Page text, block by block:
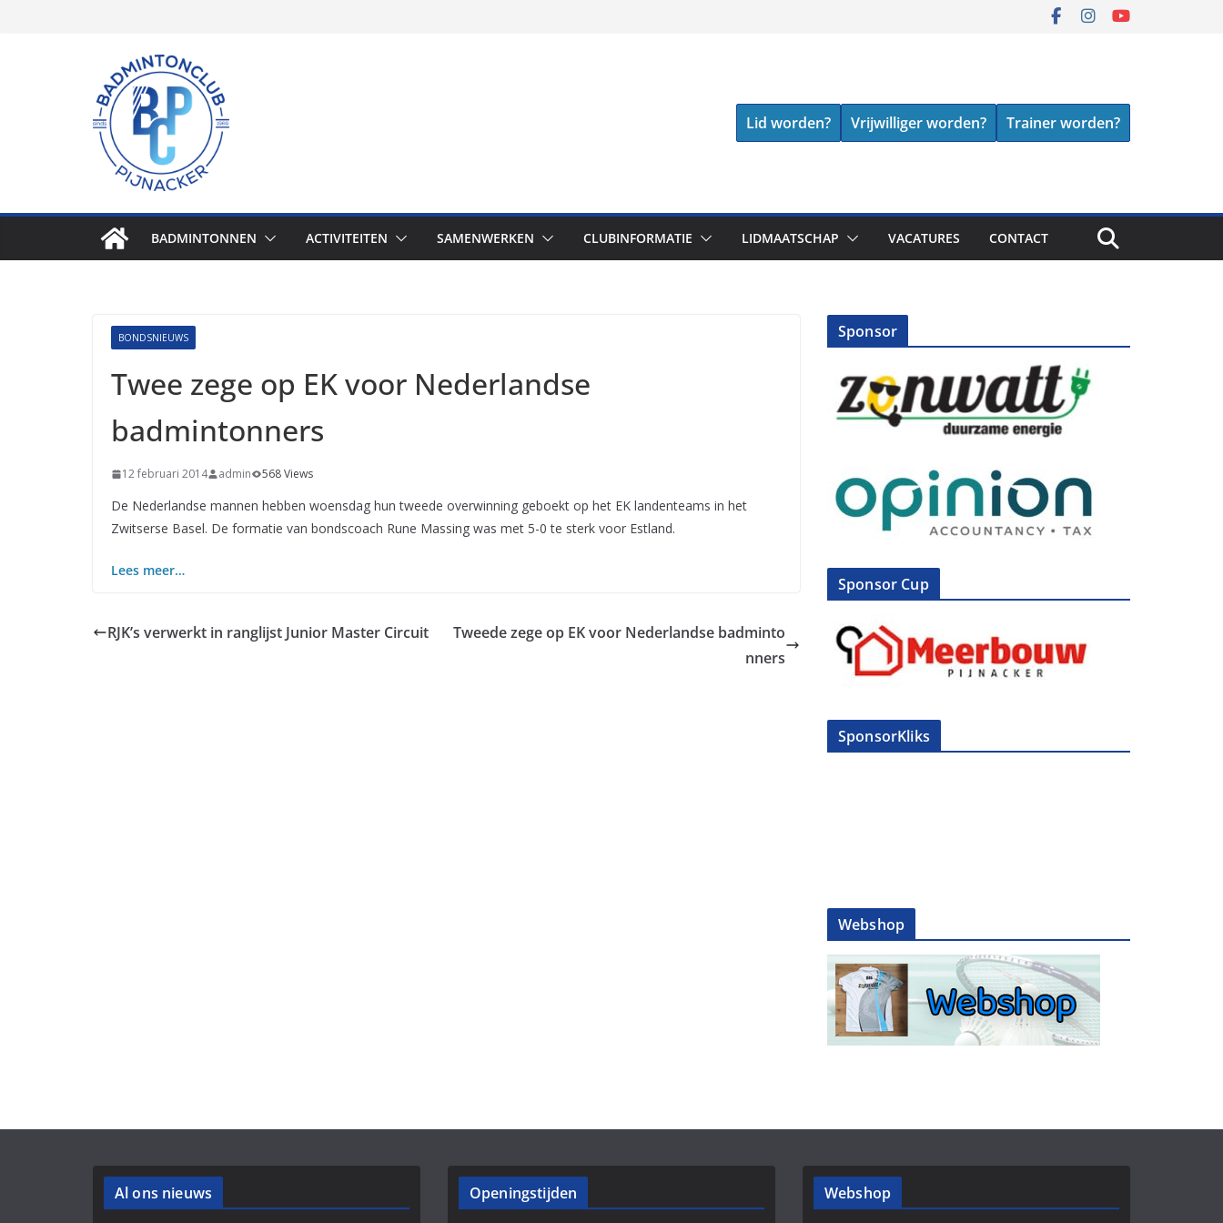
Lid worden? Vrijwilliger worden? Trainer worden?
BADMINTONNEN ACTIVITEITEN SAMENWERKEN CLUBINFORMATIE LIDMAATSCHAP VACATURES CONTACT
BONDSNIEUWS
Twee zege op EK voor Nederlandse
badmintonners
12 februari 2014 admin 568 Views
De Nederlandse mannen hebben woensdag hun tweede overwinning geboekt op het EK landenteams in het
Zwitserse Basel. De formatie van bondscoach Rune Massing was met 5-0 te sterk voor Estland.
Lees meer…
RJK’s verwerkt in ranglijst Junior Master Circuit
Tweede zege op EK voor Nederlandse badminto
nners
Sponsor
Sponsor Cup
SponsorKliks
Webshop
Al ons nieuws Openingstijden Webshop